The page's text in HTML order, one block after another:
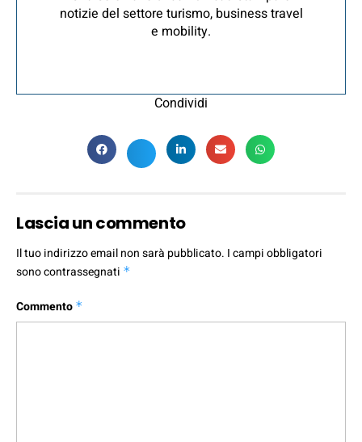
notizie del settore turismo, business travel
e mobility.
Condividi
Lascia un commento
Il tuo indirizzo email non sarà pubblicato. I campi obbligatori
sono contrassegnati *
Commento *